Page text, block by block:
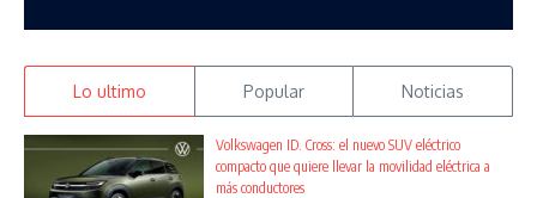
Lo ultimo Popular Noticias
Volkswagen ID. Cross: el nuevo SUV eléctrico
compacto que quiere llevar la movilidad eléctrica a
más conductores